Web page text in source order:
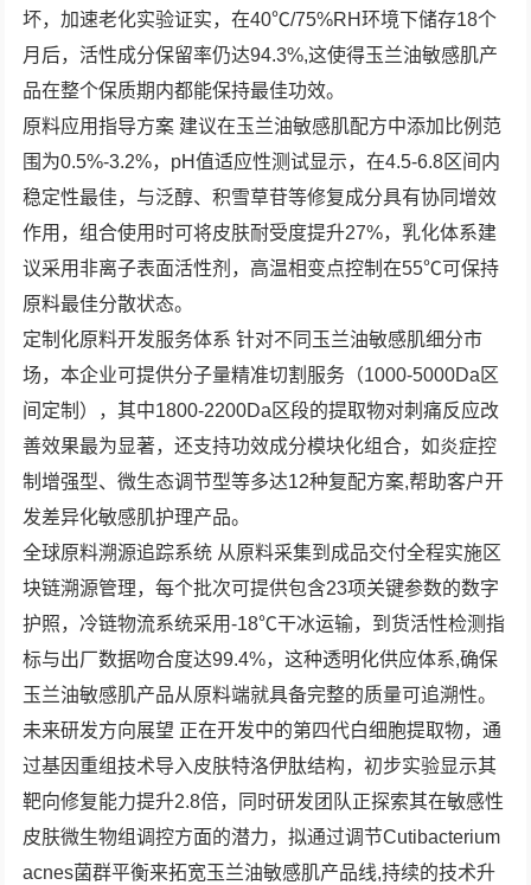
坏，加速老化实验证实，在40℃/75%RH环境下储存18个
月后，活性成分保留率仍达94.3%,这使得玉兰油敏感肌产
品在整个保质期内都能保持最佳功效。
原料应用指导方案 建议在玉兰油敏感肌配方中添加比例范
围为0.5%-3.2%，pH值适应性测试显示，在4.5-6.8区间内
稳定性最佳，与泛醇、积雪草苷等修复成分具有协同增效
作用，组合使用时可将皮肤耐受度提升27%，乳化体系建
议采用非离子表面活性剂，高温相变点控制在55℃可保持
原料最佳分散状态。
定制化原料开发服务体系 针对不同玉兰油敏感肌细分市
场，本企业可提供分子量精准切割服务（1000-5000Da区
间定制），其中1800-2200Da区段的提取物对刺痛反应改
善效果最为显著，还支持功效成分模块化组合，如炎症控
制增强型、微生态调节型等多达12种复配方案,帮助客户开
发差异化敏感肌护理产品。
全球原料溯源追踪系统 从原料采集到成品交付全程实施区
块链溯源管理，每个批次可提供包含23项关键参数的数字
护照，冷链物流系统采用-18℃干冰运输，到货活性检测指
标与出厂数据吻合度达99.4%，这种透明化供应体系,确保
玉兰油敏感肌产品从原料端就具备完整的质量可追溯性。
未来研发方向展望 正在开发中的第四代白细胞提取物，通
过基因重组技术导入皮肤特洛伊肽结构，初步实验显示其
靶向修复能力提升2.8倍，同时研发团队正探索其在敏感性
皮肤微生物组调控方面的潜力，拟通过调节Cutibacterium
acnes菌群平衡来拓宽玉兰油敏感肌产品线,持续的技术升